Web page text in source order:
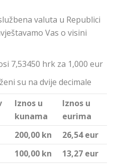
valuta u Republici
Vas o visini
7,53450 hrk za 1,000 eur
su na dvije decimale
Iznos u
kunama
Iznos u
eurima
200,00 kn
26,54 eur
100,00 kn
13,27 eur